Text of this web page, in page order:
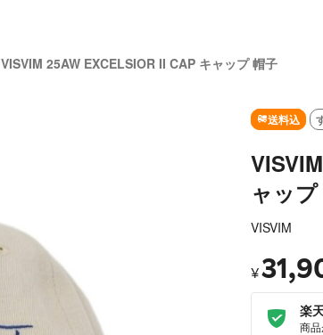
VISVIM 25AW EXCELSIOR II CAP キャップ 帽子
送料込
ャッ
VISVIM
¥
楽
商